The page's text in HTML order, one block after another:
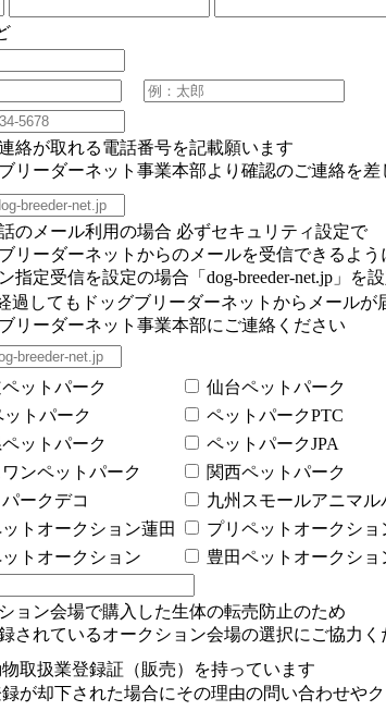
絡が取れる電話番号を記載願います
リーダーネット事業本部より確認のご連絡を
のメール利用の場合 必ずセキュリティ設定で
ーダーネットからのメールを受信できるよう
指定受信を設定の場合「dog-breeder-net.jp」を
過してもドッグブリーダーネットからメールが
リーダーネット事業本部にご連絡ください
ットパーク 仙台ペットパーク
トパーク
ペットパークPTC
ットパーク
ペットパークJPA
ワンペットパーク
関西ペットパーク
ークデコ
九州スモールアニマル
トオークション蓮田
プリペットオークショ
トオークション
豊田ペットオークショ
ョン会場で購入した生体の転売防止のため
れているオークション会場の選択にご協力く
取扱業登録証（販売）を持っています
が却下された場合にその理由の問い合わせや